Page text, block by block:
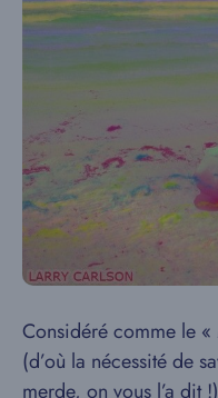
Considéré comme le «
(d’où la nécessité de
merde, on vous l’a dit !)